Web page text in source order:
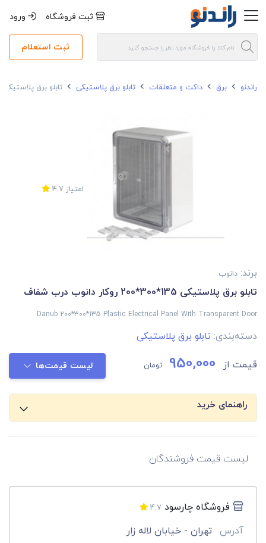
ثبت فروشگاه ورود
ثبت استعلام
راندنو برق داکت و متعلقات تابلو برق پلاستیکی تابلو برق پلاستیکی 135*300*200 روکار دانوب درب شفاف
امتیاز 4.7
برند: دانوب
تابلو برق پلاستیکی 135*300*200 روکار دانوب درب شفاف
Danub 200*300*135 Plastic Electrical Panel With Transparent Door
دسته‌بندی: تابلو برق پلاستیکی
قیمت از 950,000 تومان لیست قیمت‌ها
راهنمای خرید
لیست قیمت فروشندگان
فروشگاه چارسود 4.7
آدرس تهران - خیابان لاله زار